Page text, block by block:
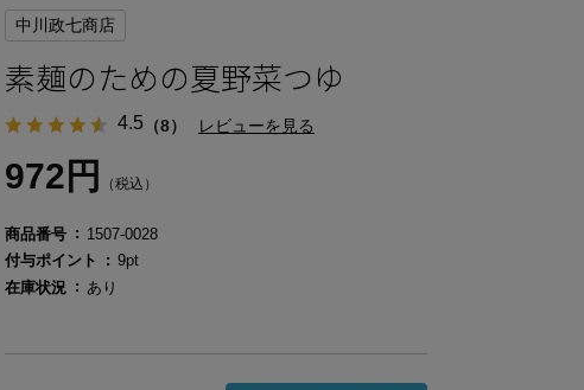
中川政七商店
素麺のための夏野菜つゆ
4.5 （8） レビューを見る
972円 （税込）
商品番号
1507-0028
付与ポイント
9pt
在庫状況
あり